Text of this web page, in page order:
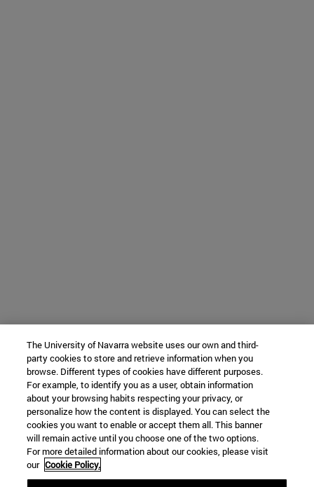
The University of Navarra website uses our own and third-
party cookies to store and retrieve information when you
browse. Different types of cookies have different purposes.
For example, to identify you as a user, obtain information
about your browsing habits respecting your privacy, or
personalize how the content is displayed. You can select the
cookies you want to enable or accept them all. This banner
will remain active until you choose one of the two options.
For more detailed information about our cookies, please visit
our Cookie Policy.